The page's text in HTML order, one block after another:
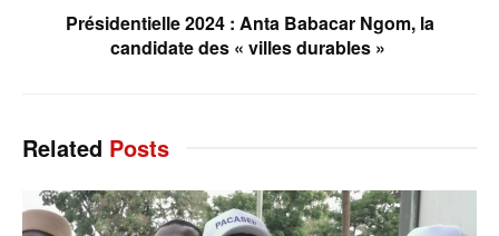
Présidentielle 2024 : Anta Babacar Ngom, la
candidate des « villes durables »
Related Posts